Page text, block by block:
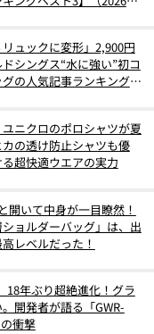
ュックに変形」2,900円
シングス“水に強い”初コ
の人気記事ランキングベ
ニクロのポロシャツが夏
の透け防止シャツも優
超快適ウエアの実力
開いて中身が一目瞭然！
ョルダーバッグ」は、出
レベルだった！
18年ぶり超絶進化！グラ
開発者が語る「GWR-
衝撃